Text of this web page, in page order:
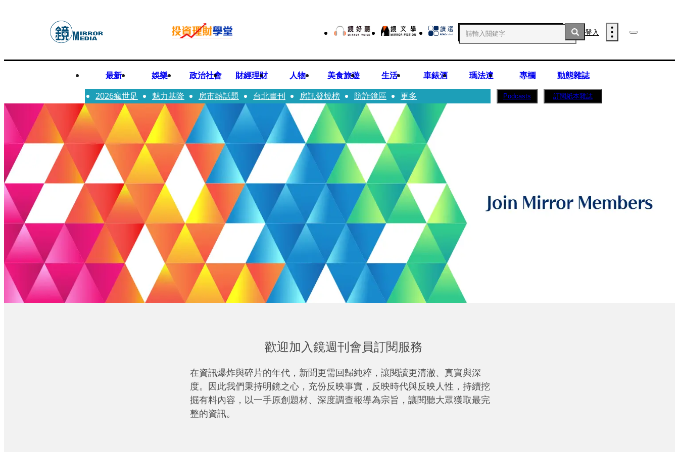
登入
最新 娛樂 政治社會 財經理財 人物 美食旅遊 生活 車錶酒 瑪法達 專欄
動態雜誌
2026瘋世足
魅力基隆 房市熱話題 台北畫刊 房訊發燒榜 防詐鏡區 更多 Podcasts 訂閱紙本雜誌
歡迎加入鏡週刊會員訂閱服務
在資訊爆炸與碎片的年代，新聞更需回歸純粹，讓閱讀更清澈、真實與深
度。因此我們秉持明鏡之心，充份反映事實，反映時代與反映人性，持續挖
掘有料內容，以一手原創題材、深度調查報導為宗旨，讓閱聽大眾獲取最完
整的資訊。